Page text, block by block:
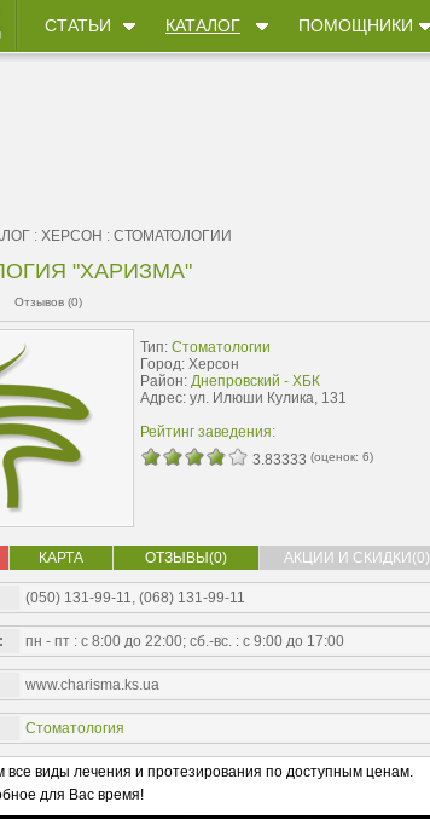
СТАТЬИ КАТАЛОГ ПОМОЩНИКИ
: ХЕРСОН : СТОМАТОЛОГИИ
"ХАРИЗМА"
Отзывов (0)
Тип: Стоматологии
Город: Херсон
Район: Днепровский - ХБК
Адрес: ул. Илюши Кулика, 131
Рейтинг заведения:
3.83333 (оценок: 6)
КАРТА ОТЗЫВЫ(0) АКЦИИ И СКИДКИ(0)
(050) 131-99-11, (068) 131-99-11
пн - пт : с 8:00 до 22:00; сб.-вс. : с 9:00 до 17:00
www.charisma.ks.ua
Стоматология
все виды лечения и протезирования по доступным ценам.
для Вас время!